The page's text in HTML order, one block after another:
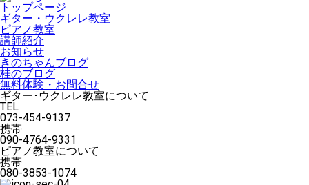
トップページ
ギター・ウクレレ教室
ピアノ教室
講師紹介
お知らせ
きのちゃんブログ
桂のブログ
無料体験・お問合せ
ギター･ウクレレ教室について
TEL
073-454-9137
携帯
090-4764-9331
ピアノ教室について
携帯
080-3853-1074